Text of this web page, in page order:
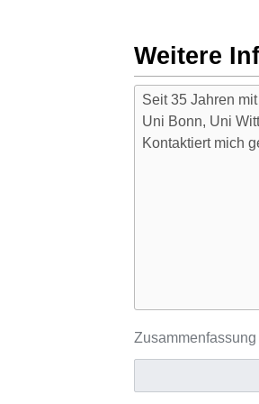
Weitere